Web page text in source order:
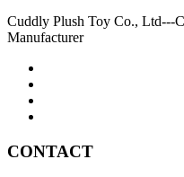
Cuddly Plush Toy Co., Ltd---
Manufacturer
CONTACT